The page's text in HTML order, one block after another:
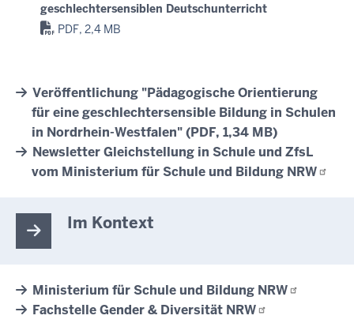
geschlechtersensiblen Deutschunterricht
PDF, 2,4 MB
Veröffentlichung "Pädagogische Orientierung
für eine geschlechtersensible Bildung in Schulen
in Nordrhein-Westfalen" (PDF, 1,34 MB)
Newsletter Gleichstellung in Schule und ZfsL
vom Ministerium für Schule und Bildung NRW
Im Kontext
Ministerium für Schule und Bildung NRW
Fachstelle Gender & Diversität NRW